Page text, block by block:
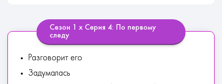
Сезон 1 х Серия 4: По первому
следу
Разговорит его
Задумалась